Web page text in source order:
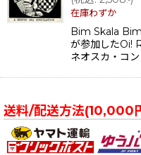
在庫わずか
Bim Skala
が参加したOi!
ネオスカ・コ
送料/配送方法(10,000